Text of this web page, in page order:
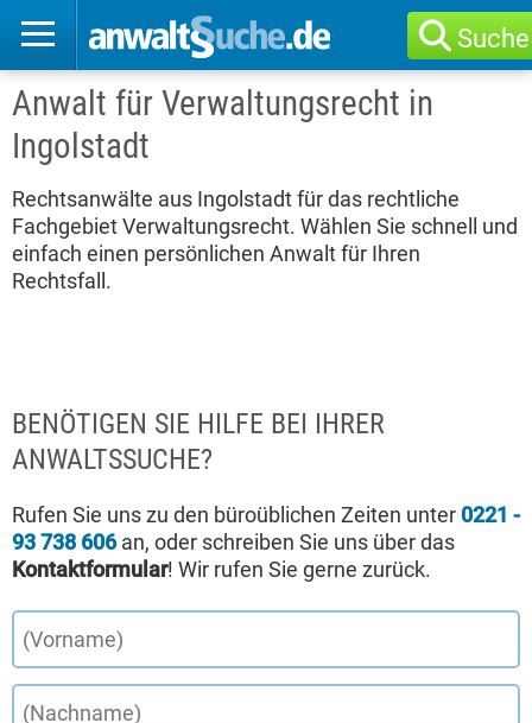
Suche
Anwalt für Verwaltungsrecht in
Ingolstadt
Rechtsanwälte aus Ingolstadt für das rechtliche
Fachgebiet Verwaltungsrecht. Wählen Sie schnell und
einfach einen persönlichen Anwalt für Ihren
Rechtsfall.
BENÖTIGEN SIE HILFE BEI IHRER
ANWALTSSUCHE?
Rufen Sie uns zu den büroüblichen Zeiten unter 0221 -
93 738 606an, oder schreiben Sie uns über das
Kontaktformular! Wir rufen Sie gerne zurück.